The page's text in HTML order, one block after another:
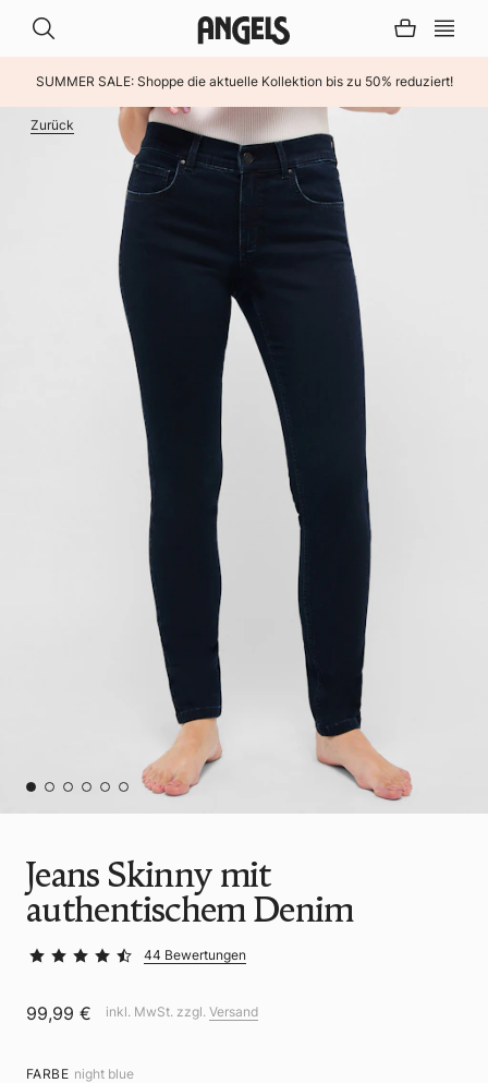
SUMMER SALE: Shoppe die aktuelle Kollektion bis zu 50% reduziert!
Zurück
Jeans Skinny mit
authentischem Denim
44 Bewertungen
99,99 € inkl. MwSt. zzgl. Versand
FARBE night blue